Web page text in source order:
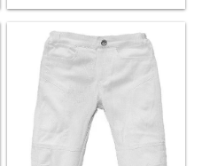
128-68
134-64
134-72